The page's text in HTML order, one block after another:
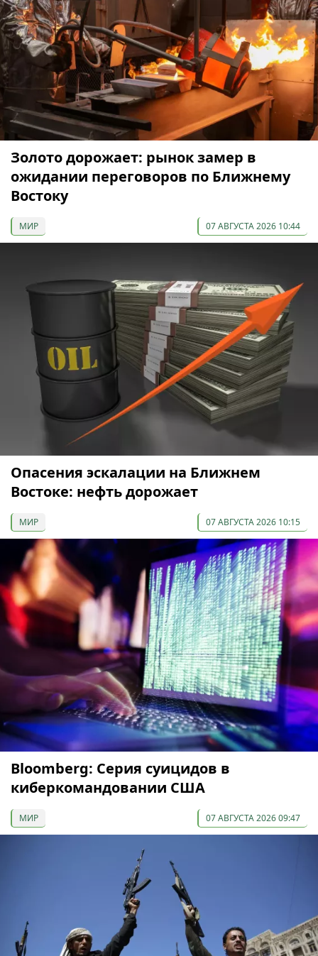
Золото дорожает: рынок замер в
ожидании переговоров по Ближнему
Востоку
МИР 07 АВГУСТА 2026 10:44
Опасения эскалации на Ближнем
Востоке: нефть дорожает
МИР 07 АВГУСТА 2026 10:15
Bloomberg: Серия суицидов в
киберкомандовании США
МИР 07 АВГУСТА 2026 09:47